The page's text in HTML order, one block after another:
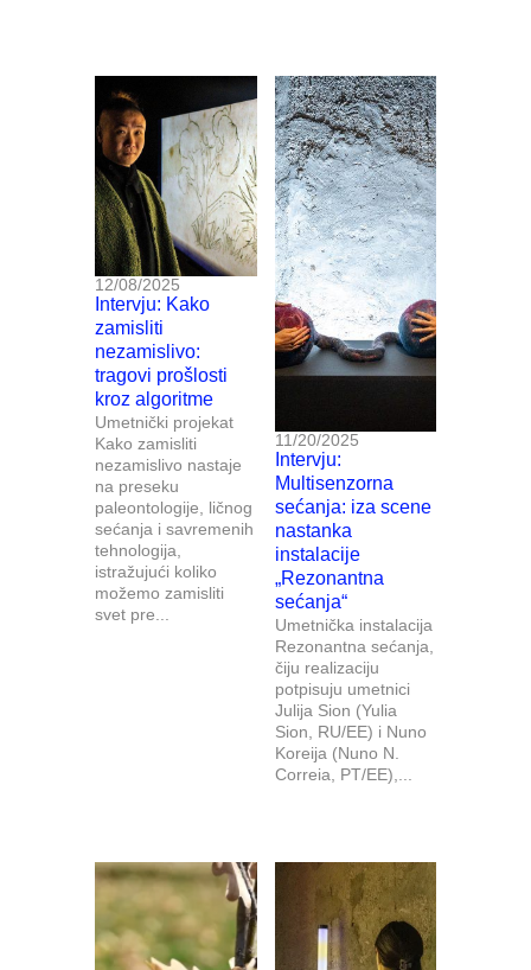
12/08/2025
Intervju: Kako
zamisliti
nezamislivo:
tragovi prošlosti
kroz algoritme
Umetnički projekat
Kako zamisliti
nezamislivo nastaje
na preseku
paleontologije, ličnog
sećanja i savremenih
tehnologija,
istražujući koliko
možemo zamisliti
svet pre...
11/20/2025
Intervju:
Multisenzorna
sećanja: iza scene
nastanka
instalacije
„Rezonantna
sećanja“
Umetnička instalacija
Rezonantna sećanja,
čiju realizaciju
potpisuju umetnici
Julija Sion (Yulia
Sion, RU/EE) i Nuno
Koreija (Nuno N.
Correia, PT/EE),...